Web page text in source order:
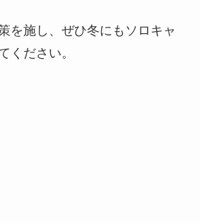
を施し、ぜひ冬にもソロキャ
ください。